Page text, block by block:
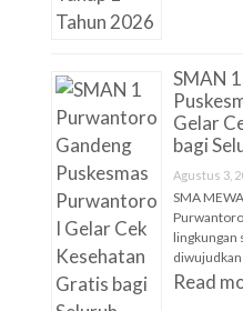
SMAN
Gelar
bagi
Agustus 3,
SMA
lingkungan
Read